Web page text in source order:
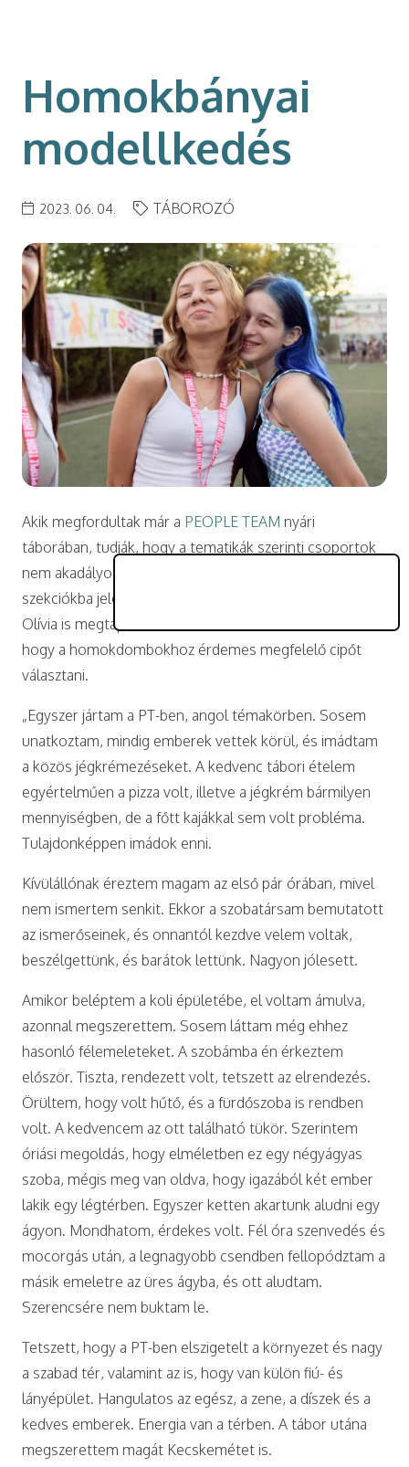
Homokbányai
modellkedés
2023. 06. 04. TÁBOROZÓ
Akik megfordultak már a PEOPLE TEAM nyári
táborában, tudják, hogy a tematikák szerinti csoportok
nem akadályozzák meg a gyerekeket abban, hogy más
szekciókba jelentkezőkkel is barátságot kössenek.
Olívia is megtapasztalta ezt – és az is kiderült számára,
hogy a homokdombokhoz érdemes megfelelő cipőt
választani.
„Egyszer jártam a PT-ben, angol témakörben. Sosem
unatkoztam, mindig emberek vettek körül, és imádtam
a közös jégkrémezéseket. A kedvenc tábori ételem
egyértelműen a pizza volt, illetve a jégkrém bármilyen
mennyiségben, de a főtt kajákkal sem volt probléma.
Tulajdonképpen imádok enni.
Kívülállónak éreztem magam az első pár órában, mivel
nem ismertem senkit. Ekkor a szobatársam bemutatott
az ismerőseinek, és onnantól kezdve velem voltak,
beszélgettünk, és barátok lettünk. Nagyon jólesett.
Amikor beléptem a koli épületébe, el voltam ámulva,
azonnal megszerettem. Sosem láttam még ehhez
hasonló félemeleteket. A szobámba én érkeztem
először. Tiszta, rendezett volt, tetszett az elrendezés.
Örültem, hogy volt hűtő, és a fürdőszoba is rendben
volt. A kedvencem az ott található tükör. Szerintem
óriási megoldás, hogy elméletben ez egy négyágyas
szoba, mégis meg van oldva, hogy igazából két ember
lakik egy légtérben. Egyszer ketten akartunk aludni egy
ágyon. Mondhatom, érdekes volt. Fél óra szenvedés és
mocorgás után, a legnagyobb csendben fellopództam a
másik emeletre az üres ágyba, és ott aludtam.
Szerencsére nem buktam le.
Tetszett, hogy a PT-ben elszigetelt a környezet és nagy
a szabad tér, valamint az is, hogy van külön fiú- és
lányépület. Hangulatos az egész, a zene, a díszek és a
kedves emberek. Energia van a térben. A tábor utána
megszerettem magát Kecskemétet is.